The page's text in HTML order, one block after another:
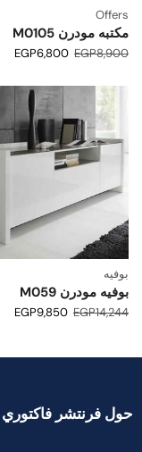
Offers
مكتبه مودرن M0105
EGP8,900
EGP6,800
بوفيه
بوفيه مودرن M059
EGP14,244
EGP9,850
حول فرنتشر فاكتوري